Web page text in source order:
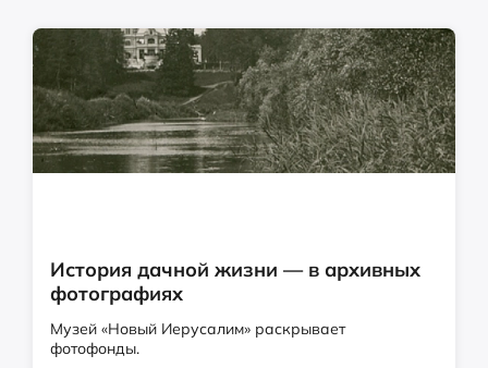
История дачной жизни — в архивных
фотографиях
Музей «Новый Иерусалим» раскрывает
фотофонды.